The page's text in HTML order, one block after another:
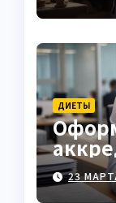
ДИЕТЫ
23